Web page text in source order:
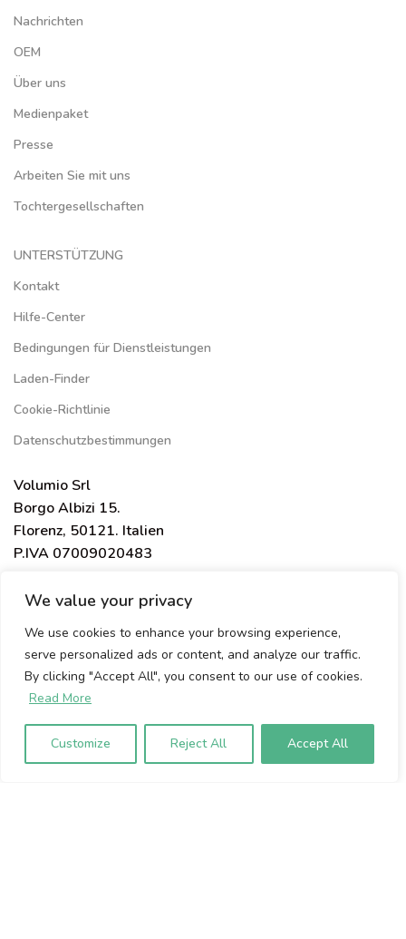
We value your privacy
We use cookies to enhance your browsing experience,
serve personalized ads or content, and analyze our traffic.
By clicking "Accept All", you consent to our use of cookies.
Read More
Customize Reject All Accept All
Nachrichten
OEM
Über uns
Medienpaket
Presse
Arbeiten Sie mit uns
Tochtergesellschaften
UNTERSTÜTZUNG
Kontakt
Hilfe-Center
Bedingungen für Dienstleistungen
Laden-Finder
Cookie-Richtlinie
Datenschutzbestimmungen
Volumio Srl
Borgo Albizi 15.
Florenz, 50121. Italien
P.IVA 07009020483
anzumelden, geben Sie bitte unten Ihre